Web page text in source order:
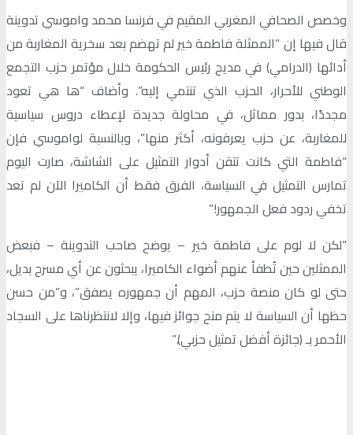
وخصص الصحافي المغربي المقيم في فرنسا محمد واموسي تدوينة
قال فيها إن “الممثلة فاطمة خير لم تهضم بعد سخرية المغاربة من
أدائها (الدرامي) في مديح رئيس الحكومة خلال مؤتمر حزب التجمع
الوطني للأحرار، الحزب الذي تنتمي إليه”. وأضاف “ها هي تعود
مجددًا، بدور مماثل، في محاولة جديدة لإعطاء دروس سياسية
للمغاربة، عن حزب يعرفونه، أكثر منها”، وبالنسبة لواموسي فإن
“فاطمة التي كانت تتقن أدوار التمثيل على الشاشة، صارت اليوم
تمارس التمثيل في السياسة، الفرق فقط أن الكاميرا الآن لم تعد
تخفي ردود فعل الجمهور!”
“لكن لا لوم على فاطمة خير – يوضح صاحب التدوينة – فبعض
الممثلين حين تُطفأ عنهم أضواء الكاميرا، يبحثون عن أي مسرح بديل،
حتى لو كان منصة حزب، المهم أن جمهوره يصفق”، و”من حسن
حظها أن السياسة لا يتم منح جوائز فيها، وإلا لانتظرناها على السجاد
الأحمر بـ (جائزة أفضل تمثيل حزبي).”